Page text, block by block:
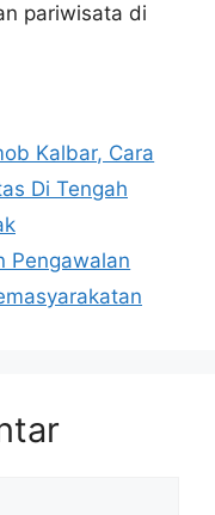
pariwisata di
Kalbar, Cara
Di Tengah
Pengawalan